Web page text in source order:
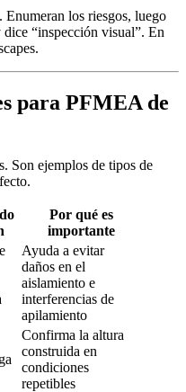
los riesgos, luego
“inspección visual”. En
para PFMEA de
Son ejemplos de tipos de
Por qué es
importante
Ayuda a evitar
daños en el
aislamiento e
interferencias de
apilamiento
Confirma la altura
construida en
condiciones
repetibles